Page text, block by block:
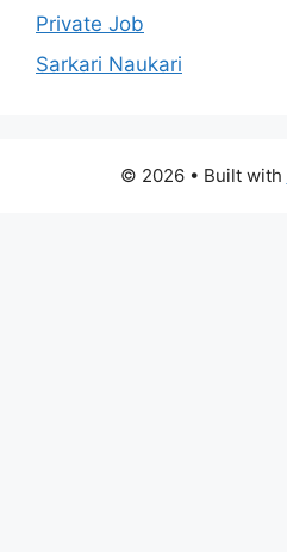
Private Job
Sarkari Naukari
© 2026 • Built with